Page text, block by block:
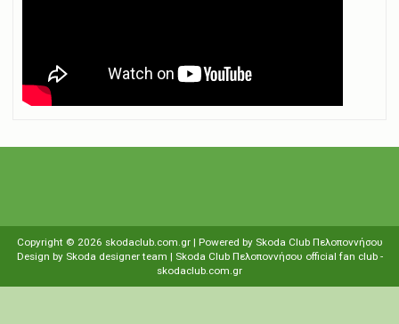
Copyright © 2026 skodaclub.com.gr | Powered by Skoda Club Πελοποννήσου
Design by Skoda designer team | Skoda Club Πελοποννήσου οfficial fan club -
skodaclub.com.gr